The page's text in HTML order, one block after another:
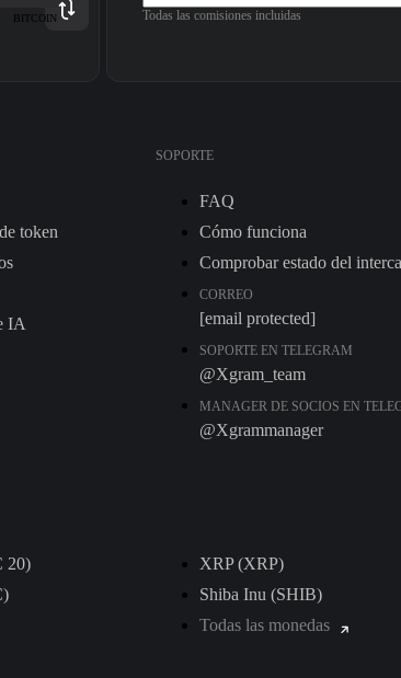
BITCOIN Todas las comisiones incluidas
token
IA
SOPORTE
FAQ
Cómo funciona
Comprobar estado del
CORREO
[email protected]
SOPORTE EN TELEGRAM
@Xgram_team
MANAGER DE SOCIOS EN
@Xgrammanager
20)
XRP (XRP)
Shiba Inu (SHIB)
Todas las monedas